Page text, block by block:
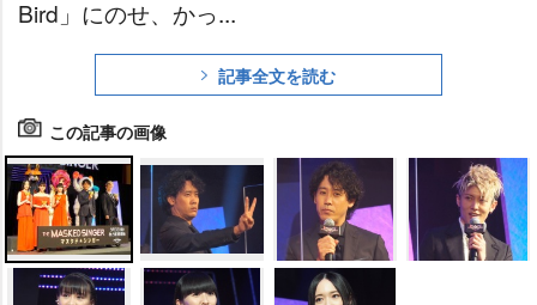
Bird」にのせ、かっ...
記事全文を読む
この記事の画像